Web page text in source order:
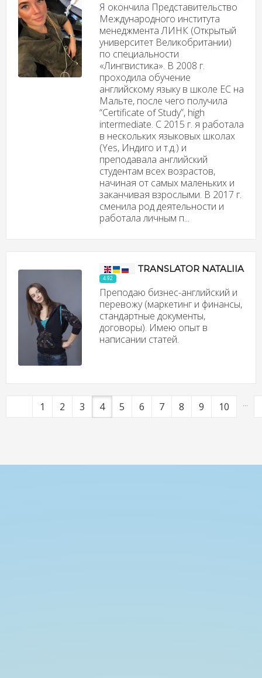
Я окончила Представительство
Международного института
менеджмента ЛИНК (Открытый
университет Великобритании)
по специальности
«Лингвистика». В 2008 г.
проходила обучение
английскому языку в школе EC на
Мальте, после чего получила
“Certificate of Study”, high
intermediate. С 2015 г. я работала
в нескольких языковых школах
(Yes, Индиго и т.д.) и
преподавала английский
студентам всех возрастов,
начиная от самых маленьких и
заканчивая взрослыми. В 2017 г.
сменила род деятельности и
работала личным п...
TRANSLATOR NATALIIA
4.92
Преподаю бизнес-английский и
перевожу (маркетинг и финансы,
стандартные документы,
договоры). Имею опыт в
написании статей.
1 2 3 4 5 6 7 8 9 10 ...